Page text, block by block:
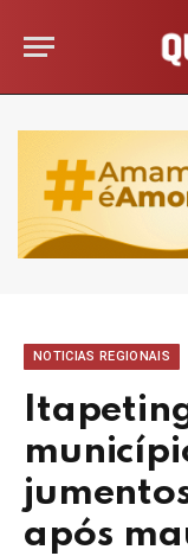
NOTICIAS REGIONAIS
após